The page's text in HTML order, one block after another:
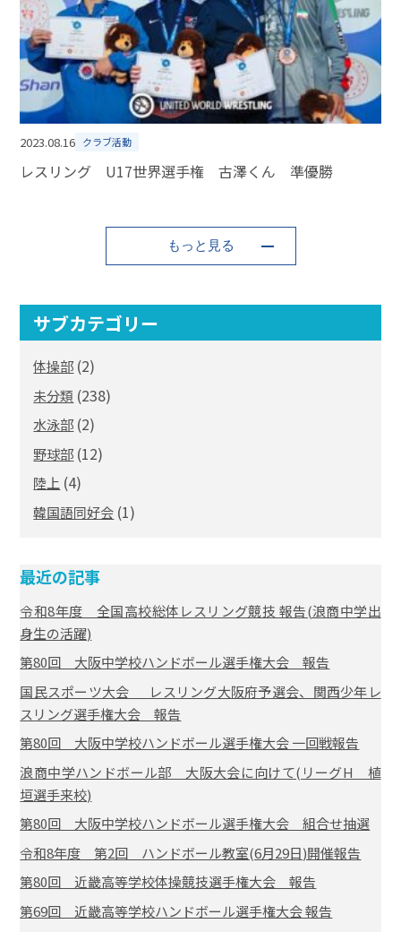
2023.08.16 クラブ活動
レスリング U17世界選手権 古澤くん 準優勝
もっと見る
サブカテゴリー
体操部 (2)
未分類 (238)
水泳部 (2)
野球部 (12)
陸上 (4)
韓国語同好会 (1)
最近の記事
令和8年度 全国高校総体レスリング競技 報告(浪商中学出
身生の活躍)
第80回 大阪中学校ハンドボール選手権大会 報告
国民スポーツ大会 レスリング大阪府予選会、関西少年レ
スリング選手権大会 報告
第80回 大阪中学校ハンドボール選手権大会 一回戦報告
浪商中学ハンドボール部 大阪大会に向けて(リーグH 植
垣選手来校)
第80回 大阪中学校ハンドボール選手権大会 組合せ抽選
令和8年度 第2回 ハンドボール教室(6月29日)開催報告
第80回 近畿高等学校体操競技選手権大会 報告
第69回 近畿高等学校ハンドボール選手権大会 報告